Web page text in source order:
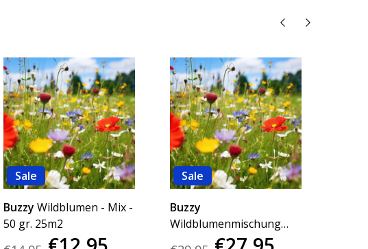
Sale
Buzzy Wildblumen - Mix -
50 gr. 25m2
Sale
Buzzy
Wildblumenmischung
250g 125 m2